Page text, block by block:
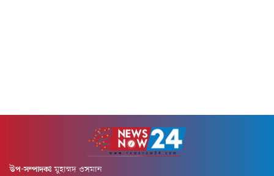
উপ-সম্পাদকঃ মুহাম্মদ ওসমান